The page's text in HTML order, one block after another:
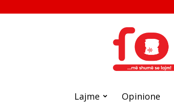
FOL
Lajme Opinione